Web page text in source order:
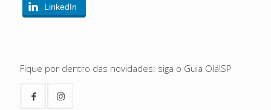
LinkedIn
Fique por dentro das novidades: siga o Guia Olá!SP